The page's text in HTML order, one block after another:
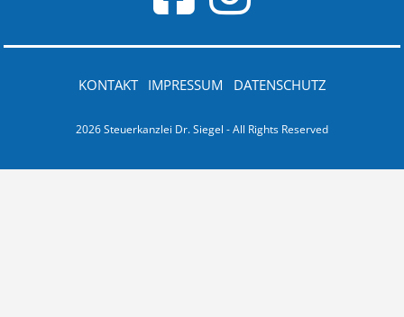
2026 Steuerkanzlei Dr. Siegel - All Rights Reserved
KONTAKT IMPRESSUM DATENSCHUTZ